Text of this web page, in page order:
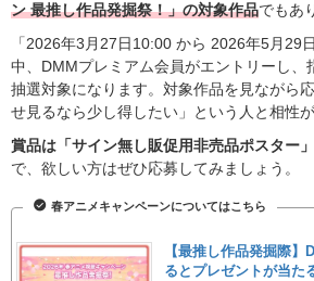
ン 最推し作品発掘祭！」の対象作品でもあ
「2026年3月27日10:00 から 2026年5月29
中、DMMプレミアム会員がエントリーし、
抽選対象になります。対象作品を見ながら
せ見るなら少し得したい」という人と相性が
賞品は「サイン無し販促用非売品ポスター
で、欲しい方はぜひ応募してみましょう。
春アニメキャンペーンについてはこちら
【最推し作品発掘際
るとプレゼントが当た